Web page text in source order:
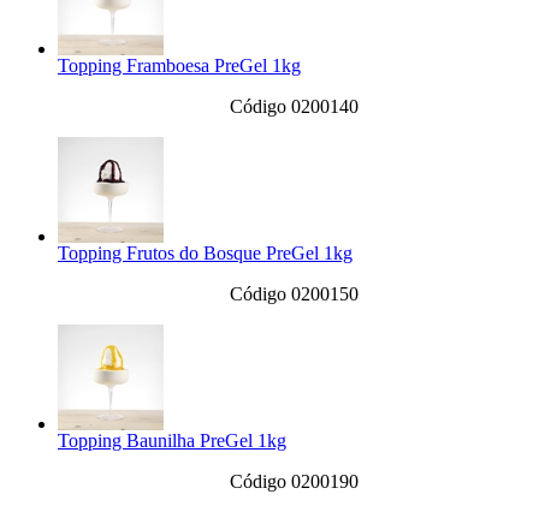
Topping Framboesa PreGel 1kg
Código 0200140
Topping Frutos do Bosque PreGel 1kg
Código 0200150
Topping Baunilha PreGel 1kg
Código 0200190